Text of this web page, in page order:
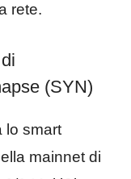
rete.
(SYN)
lo smart
mainnet di